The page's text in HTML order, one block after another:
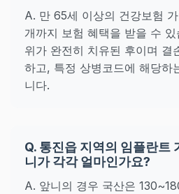
A. 만 65세 이상의 건강보험
개까지 보험 혜택을 받을 수
위가 완전히 치유된 후이며 결
하고, 특정 상병코드에 해당하
니다.
Q. 통진읍 지역의 임플란트
니가 각각 얼마인가요?
A. 앞니의 경우 국산은